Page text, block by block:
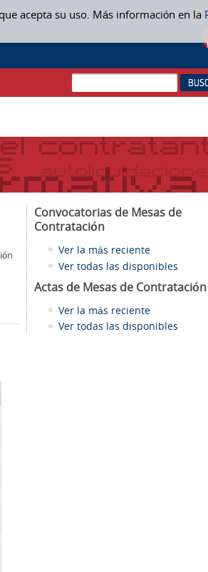
acepta su uso. Más información en la
Convocatorias de Mesas de
Contratación
Ver la más reciente
Ver todas las disponibles
Actas de Mesas de Contratación
Ver la más reciente
Ver todas las disponibles